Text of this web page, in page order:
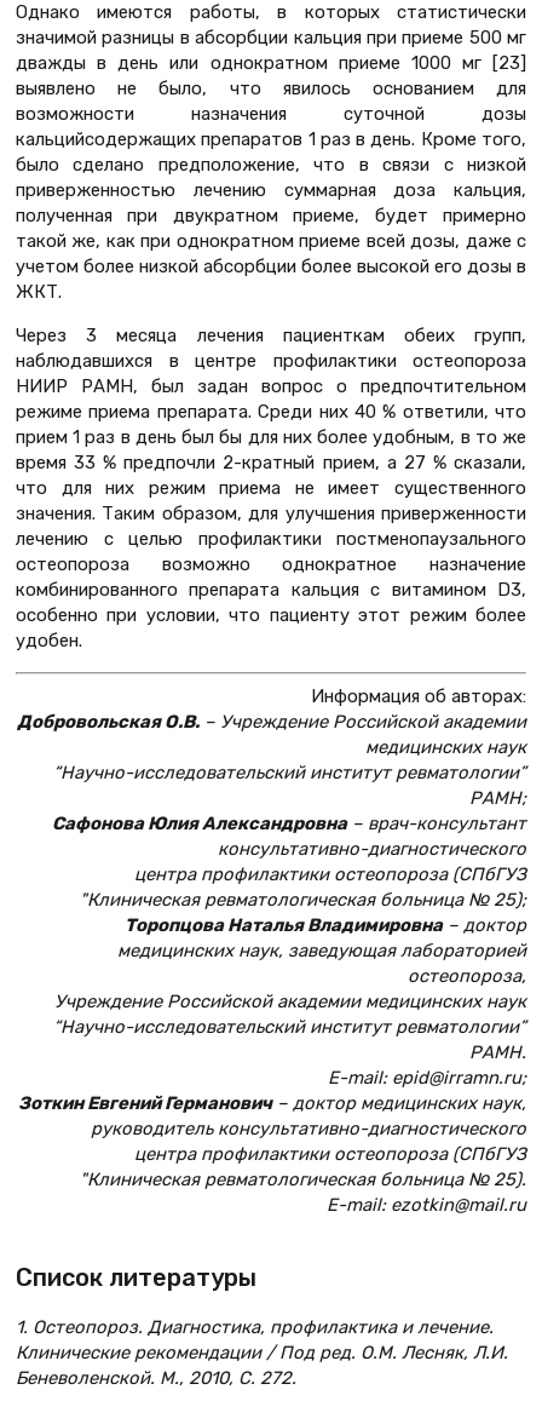
Однако имеются работы, в которых статистически
значимой разницы в абсорбции кальция при приеме 500 мг
дважды в день или однократном приеме 1000 мг [23]
выявлено не было, что явилось основанием для
возможности назначения суточной дозы
кальцийсодержащих препаратов 1 раз в день. Кроме того,
было сделано предположение, что в связи с низкой
приверженностью лечению суммарная доза кальция,
полученная при двукратном приеме, будет примерно
такой же, как при однократном приеме всей дозы, даже с
учетом более низкой абсорбции более высокой его дозы в
ЖКТ.
Через 3 месяца лечения пациенткам обеих групп,
наблюдавшихся в центре профилактики остеопороза
НИИР РАМН, был задан вопрос о предпочтительном
режиме приема препарата. Среди них 40 % ответили, что
прием 1 раз в день был бы для них более удобным, в то же
время 33 % предпочли 2-кратный прием, а 27 % сказали,
что для них режим приема не имеет существенного
значения. Таким образом, для улучшения приверженности
лечению с целью профилактики постменопаузального
остеопороза возможно однократное назначение
комбинированного препарата кальция с витамином D3,
особенно при условии, что пациенту этот режим более
удобен.
Информация об авторах:
Добровольская О.В. – Учреждение Российской академии
медицинских наук
“Научно-исследовательский институт ревматологии”
РАМН;
Сафонова Юлия Александровна– врач-консультант
консультативно-диагностического
центра профилактики остеопороза (СПбГУЗ
"Клиническая ревматологическая больница № 25);
Торопцова Наталья Владимировна– доктор
медицинских наук, заведующая лабораторией
остеопороза,
Учреждение Российской академии медицинских наук
“Научно-исследовательский институт ревматологии”
РАМН.
E-mail: epid@irramn.ru;
Зоткин Евгений Германович– доктор медицинских наук,
руководитель консультативно-диагностического
центра профилактики остеопороза (СПбГУЗ
"Клиническая ревматологическая больница № 25).
E-mail: ezotkin@mail.ru
Список литературы
1. Остеопороз. Диагностика, профилактика и лечение.
Клинические рекомендации / Под ред. О.М. Лесняк, Л.И.
Беневоленской. М., 2010, C. 272.